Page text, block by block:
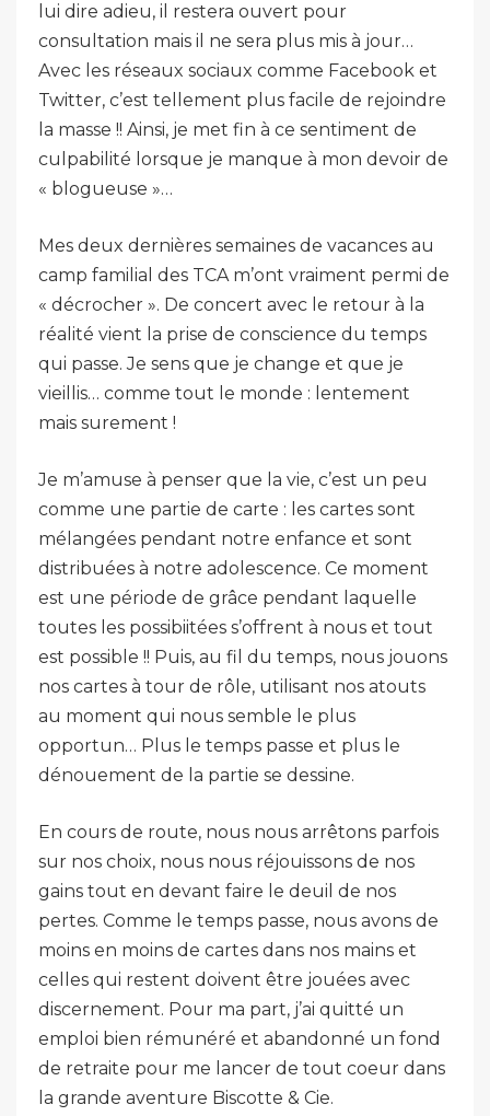
lui dire adieu, il restera ouvert pour
consultation mais il ne sera plus mis à jour…
Avec les réseaux sociaux comme Facebook et
Twitter, c’est tellement plus facile de rejoindre
la masse !! Ainsi, je met fin à ce sentiment de
culpabilité lorsque je manque à mon devoir de
« blogueuse »…
Mes deux dernières semaines de vacances au
camp familial des TCA m’ont vraiment permi de
« décrocher ». De concert avec le retour à la
réalité vient la prise de conscience du temps
qui passe. Je sens que je change et que je
vieillis… comme tout le monde : lentement
mais surement !
Je m’amuse à penser que la vie, c’est un peu
comme une partie de carte : les cartes sont
mélangées pendant notre enfance et sont
distribuées à notre adolescence. Ce moment
est une période de grâce pendant laquelle
toutes les possibiitées s’offrent à nous et tout
est possible !! Puis, au fil du temps, nous jouons
nos cartes à tour de rôle, utilisant nos atouts
au moment qui nous semble le plus
opportun… Plus le temps passe et plus le
dénouement de la partie se dessine.
En cours de route, nous nous arrêtons parfois
sur nos choix, nous nous réjouissons de nos
gains tout en devant faire le deuil de nos
pertes. Comme le temps passe, nous avons de
moins en moins de cartes dans nos mains et
celles qui restent doivent être jouées avec
discernement. Pour ma part, j’ai quitté un
emploi bien rémunéré et abandonné un fond
de retraite pour me lancer de tout coeur dans
la grande aventure Biscotte & Cie.